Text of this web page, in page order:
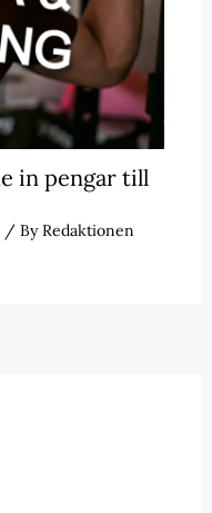
in pengar till
/ ByRedaktionen